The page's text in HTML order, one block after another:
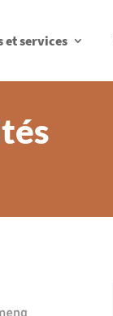
et services